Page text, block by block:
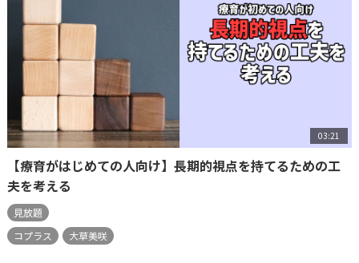
03:21
【療育がはじめての人向け】長期的視点を持てるための工
夫を考える
見放題
コプラス
大草美咲